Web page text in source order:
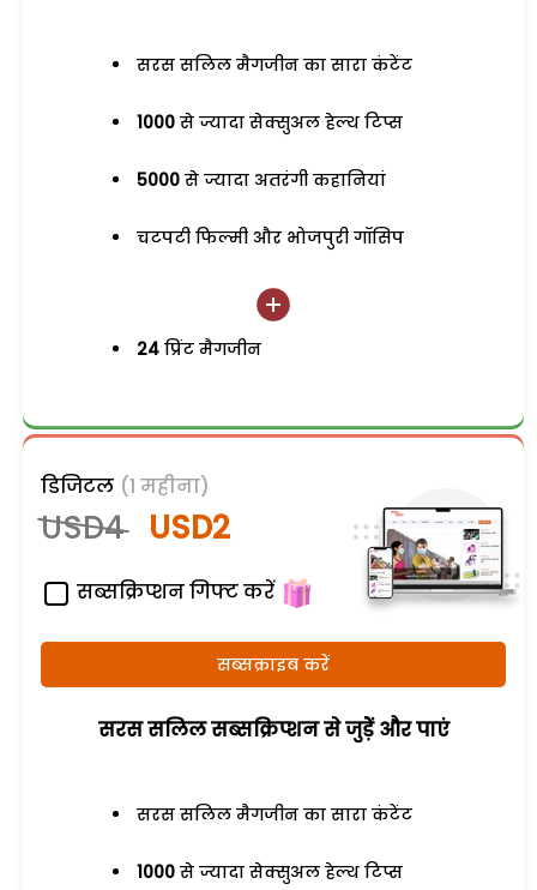
सरस सलिल मैगजीन का सारा कंटेंट
1000 से ज्यादा सेक्सुअल हेल्थ टिप्स
5000 से ज्यादा अतरंगी कहानियां
चटपटी फिल्मी और भोजपुरी गॉसिप
24 प्रिंट मैगजीन
डिजिटल (1 महीना)
USD4 USD2
सब्सक्रिप्शन गिफ्ट करें
सब्सक्राइब करें
सरस सलिल सब्सक्रिप्शन से जुड़ेें और पाएं
सरस सलिल मैगजीन का सारा कंटेंट
1000 से ज्यादा सेक्सुअल हेल्थ टिप्स